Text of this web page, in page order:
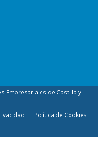
Empresariales de Castilla y
Política de Cookies